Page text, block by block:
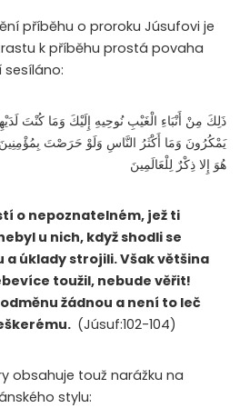
příběhu o proroku Júsufovi je
k příběhu prostá povaha
sesíláno:
ذَلِكَ مِنْ أَنْبَاءِ الْغَيْبِ نُوحِيهِ إِلَيْكَ وَمَا كُنْتَ
يَمْكُرُونَ وَمَا أَكْثَرُ النَّاسِ وَلَوْ حَرَصْتَ
هُوَ إِلا ذِكْرٌ لِلْعَالَمِينَ
o nepoznatelném, jež ti
u nich, když shodli se
a úklady strojili. Však většina
toužil, nebude věřit!
žádnou a není to leč
(Júsuf:102-104)
obsahuje touž narážku na
stylu: